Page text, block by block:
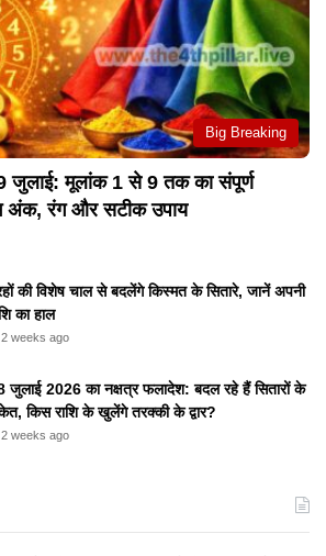
Big Breaking
जुलाई: मूलांक 1 से 9 तक का संपूर्ण
अंक, रंग और सटीक उपाय
की विशेष चाल से बदलेंगे किस्मत के सितारे, जानें अपनी
का हाल
2 weeks ago
जुलाई 2026 का नक्षत्र फलादेश: बदल रहे हैं सितारों के
किस राशि के खुलेंगे तरक्की के द्वार?
2 weeks ago